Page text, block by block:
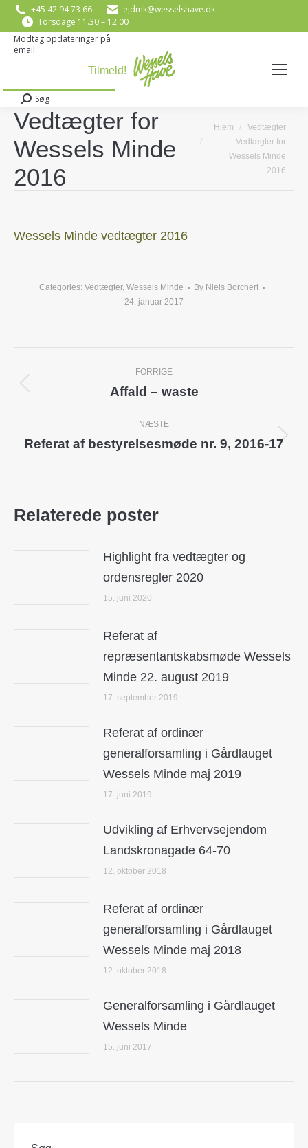
+45 42 94 73 66
ejdmk@wesselshave.dk
Torsdage 11.30 – 12.00
Modtag opdateringer på
email:
Search:
Søg
Vedtægter for
Wessels Minde
2016
You are here:
Hjem
Vedtægter
Vedtægter for
Wessels Minde
2016
Wessels Minde vedtægter 2016
Categories: Vedtægter, Wessels Minde By Niels Borchert
24. januar 2017
navigation
FORRIGE
Previous
Affald – waste
NÆSTE
Next
Referat af bestyrelsesmøde nr. 9, 2016-17
Relaterede poster
Highlight fra vedtægter og
ordensregler 2020
15. juni 2020
Referat af
repræsentantskabsmøde Wessels
Minde 22. august 2019
17. september 2019
Referat af ordinær
generalforsamling i Gårdlauget
Wessels Minde maj 2019
17. juni 2019
Udvikling af Erhvervsejendom
Landskronagade 64-70
12. oktober 2018
Referat af ordinær
generalforsamling i Gårdlauget
Wessels Minde maj 2018
12. oktober 2018
Generalforsamling i Gårdlauget
Wessels Minde
15. juni 2017